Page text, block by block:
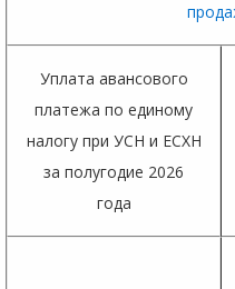
Уплата авансового
платежа по единому
налогу при УСН и ЕСХН
за полугодие 2026
года